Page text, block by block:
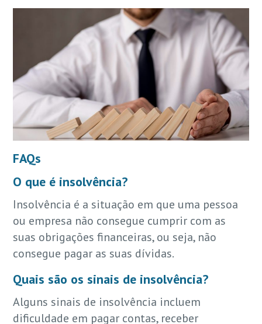
FAQs
O que é insolvência?
Insolvência é a situação em que uma pessoa
ou empresa não consegue cumprir com as
suas obrigações financeiras, ou seja, não
consegue pagar as suas dívidas.
Quais são os sinais de insolvência?
Alguns sinais de insolvência incluem
dificuldade em pagar contas, receber